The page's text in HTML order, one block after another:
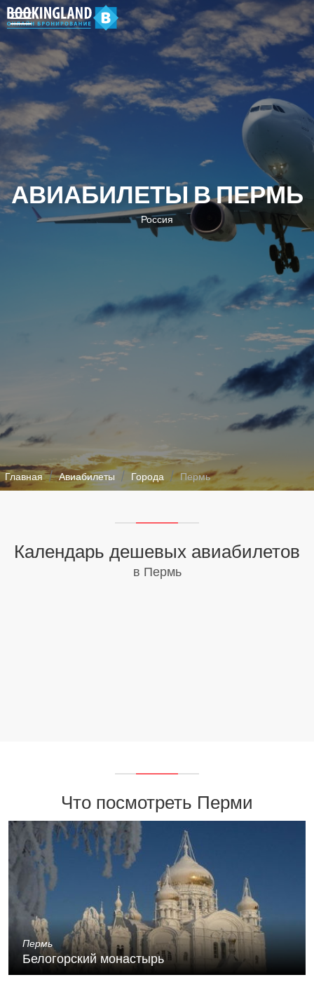
АВИАБИЛЕТЫ В ПЕРМЬ
Россия
Главная Авиабилеты Города Пермь
Календарь дешевых авиабилетов
в Пермь
Что посмотреть Перми
Пермь
Белогорский монастырь